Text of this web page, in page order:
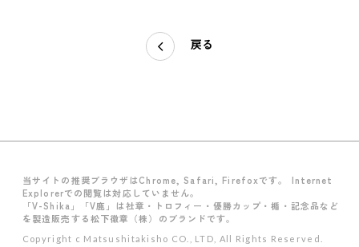
戻る
当サイトの推奨ブラウザはChrome, Safari, Firefoxです。 Internet
Explorerでの閲覧は対応していません。
「V-Shika」「V鹿」は社章・トロフィー・優勝カップ・楯・記念品など
を製造販売する松下徽章（株）のブランドです。
Copyright c Matsushitakisho CO., LTD, All Rights Reserved.